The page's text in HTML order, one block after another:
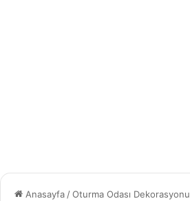
Anasayfa /Oturma Odası Dekorasyonu